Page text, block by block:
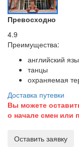
Превосходно
4.9
Преимущества:
английский
танцы
охраняемая
Доставка путевки
Вы можете
о начале смен или
Оставить заявку